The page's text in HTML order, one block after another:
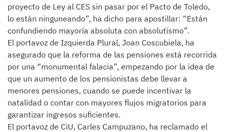
proyecto de Ley al CES sin pasar por el Pacto de Toledo,
lo están ninguneando”, ha dicho para apostillar: “Están
confundiendo mayoría absoluta con absolutismo”.
El portavoz de Izquierda Plural, Joan Coscubiela, ha
asegurado que la reforma de las pensiones está recorrida
por una “monumental falacia”, empezando por la idea de
que un aumento de los pensionistas debe llevar a
menores pensiones, cuando se puede incentivar la
natalidad o contar con mayores flujos migratorios para
garantizar ingresos suficientes.
El portavoz de CiU, Carles Campuzano, ha reclamado el